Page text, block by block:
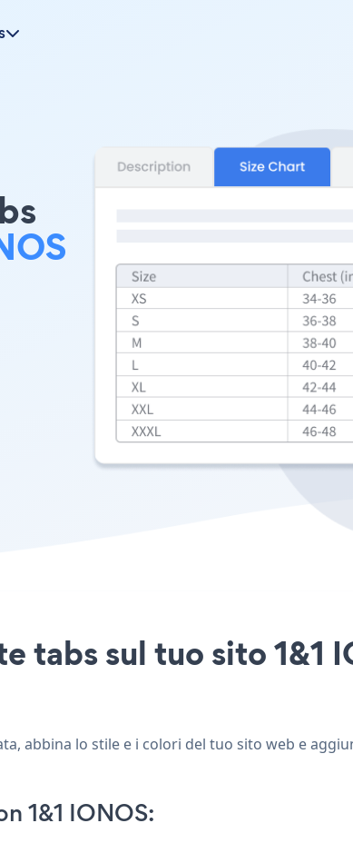
tabs sul tuo sito 1&1
abbina lo stile e i colori del tuo sito web e
1&1 IONOS: